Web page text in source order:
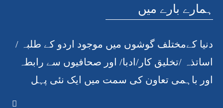
ہمارے بارے میں
دنیا کےمختلف گوشوں میں موجود اردو کے طلبہ /
اساتذہ /تخلیق کار/ادبا/ اور صحافیوں سے رابطہ
اور باہمی تعاون کی سمت میں ایک نئی پہل